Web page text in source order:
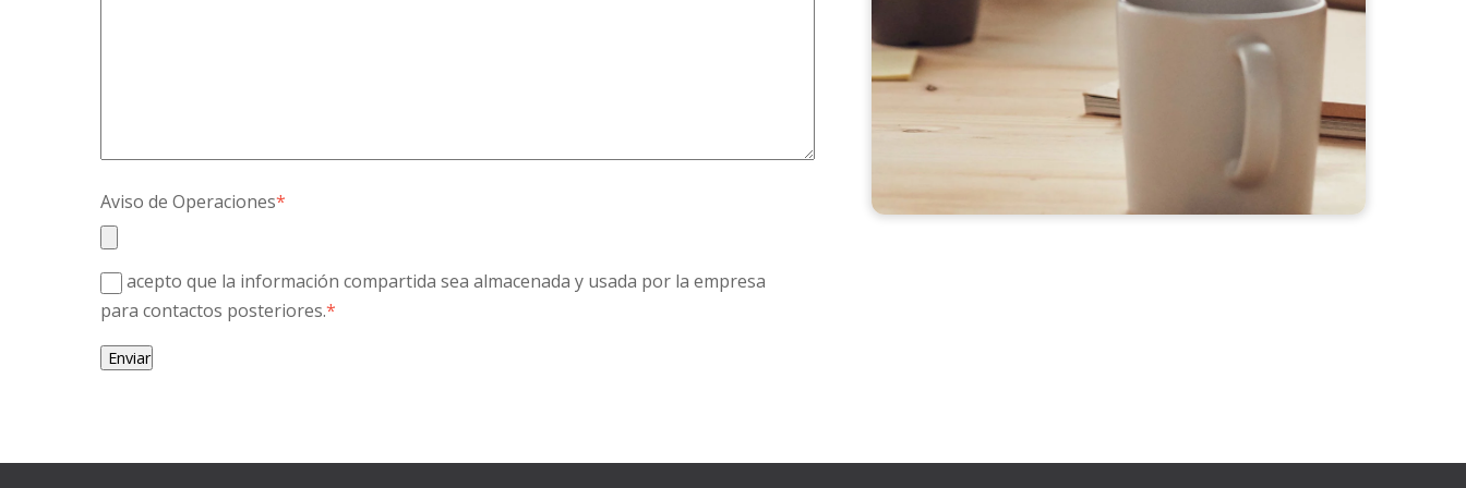
Aviso de Operaciones*
acepto que la información compartida sea almacenada y usada por la empresa
para contactos posteriores.*
Enviar